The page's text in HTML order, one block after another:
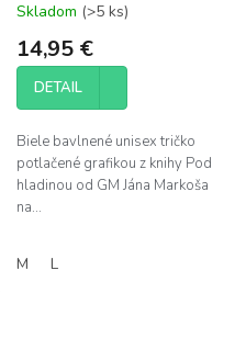
Priemerné
produktu
5,0
5
hviezdičiek.
Skladom (>5 ks)
14,95 €
DETAIL
Biele bavlnené unisex tričko
potlačené grafikou z knihy Pod
hladinou od GM Jána Markoša
na...
M L